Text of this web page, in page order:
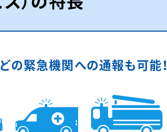
の緊急機関への通報も可能！